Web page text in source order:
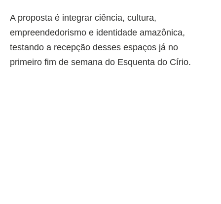
A proposta é integrar ciência, cultura,
empreendedorismo e identidade amazônica,
testando a recepção desses espaços já no
primeiro fim de semana do Esquenta do Círio.